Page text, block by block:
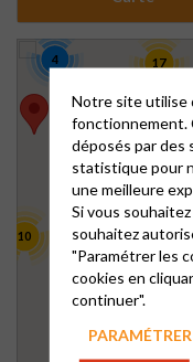
10
4
17
8
4
Notre site utilise
fonctionnement.
déposés par des
statistique pour
une meilleure
Si vous
souhaitez
"Paramétrer les
cookies en
continuer".